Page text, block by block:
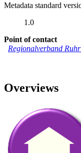
Metadata standard
1.0
Point of contact
Regionalverband Ruhr
Overviews